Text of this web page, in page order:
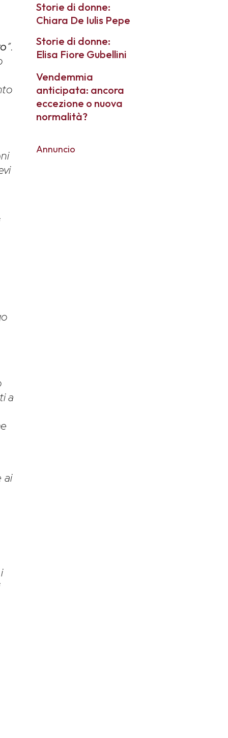
”.
a
ai
Storie di donne:
Chiara De Iulis Pepe
Storie di donne:
Elisa Fiore Gubellini
Vendemmia
anticipata: ancora
eccezione o nuova
normalità?
Annuncio